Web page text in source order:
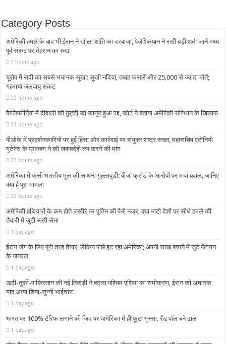
Category Posts
अमेरिकी हमले के बाद भी ईरान ने खोला शांति का दरवाजा, पेज़ेश्कियान ने रखी बड़ी शर्त: जानें मध्य
पूर्व संकट पर तेहरान का रुख
7 hours ago
यूरोप में सदी का सबसे भयानक सूखा: सूखी नदियां, तबाह फसलें और 25,000 से ज्यादा मौतें;
गहराया जलवायु संकट
22 hours ago
कैलिफोर्निया में दीवाली की छुट्टी का कानून हुआ रद्द, कोर्ट ने बताया अमेरिकी संविधान के खिलाफ
23 hours ago
पीओके में प्रदर्शनकारियों पर हुई हिंसा और कार्रवाई पर संयुक्त राष्ट्र सख्त, महासचिव एंटोनियो
गुटेरेस के प्रवक्ता ने की जवाबदेही तय करने की मांग
23 hours ago
अमेरिका में फंसी भारतीय मूल की साधना गुल्लापुडी: वीजा फ्रॉड के आरोपों पर मचा बवाल, जानिए
क्या है पूरा मामला
23 hours ago
अमेरिकी हथियारों के कम होते जखीरे पर पुतिन की पैनी नजर, क्या नाटो देशों पर सीधे हमले की
तैयारी में जुटी रूसी सेना
1 day ago
ईरान जंग के लिए पूरी तरह तैयार, लेकिन पीछे हट रहा अमेरिका; अपनी साख बचाने में जुटे पेंटागन
के जनरल
1 day ago
ऊदी-तुर्की-पाकिस्तान की नई तिकड़ी ने बदला पश्चिम एशिया का समीकरण, ईरान को अचानक
याद आया शिया-सुन्नी भाईचारा
1 day ago
भारत पर 100% टैरिफ लगाने की जिद पर अमेरिका में ही फूटा गुस्सा, रैंड पॉल बने ढाल
1 day ago